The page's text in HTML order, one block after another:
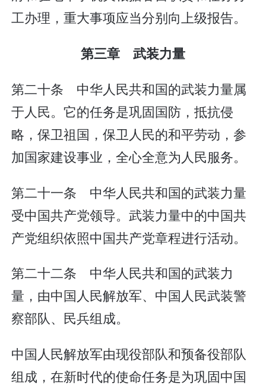
工办理，重大事项应当分别向上级报告。
第三章 武装力量
第二十条 中华人民共和国的武装力量属
于人民。它的任务是巩固国防，抵抗侵
略，保卫祖国，保卫人民的和平劳动，参
加国家建设事业，全心全意为人民服务。
第二十一条 中华人民共和国的武装力量
受中国共产党领导。武装力量中的中国共
产党组织依照中国共产党章程进行活动。
第二十二条 中华人民共和国的武装力
量，由中国人民解放军、中国人民武装警
察部队、民兵组成。
中国人民解放军由现役部队和预备役部队
组成，在新时代的使命任务是为巩固中国